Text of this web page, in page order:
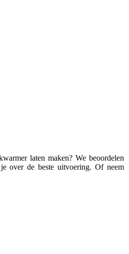
laten maken?We beoordelen
over de beste uitvoering. Of neem